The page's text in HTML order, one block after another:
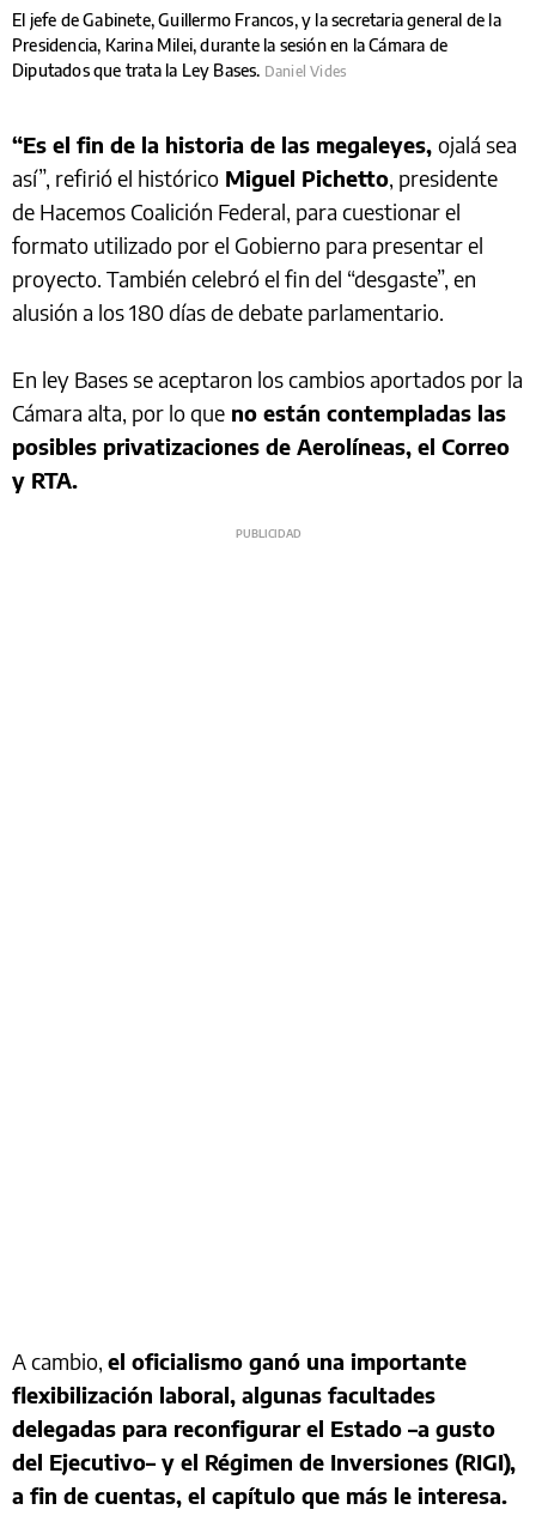
El jefe de Gabinete, Guillermo Francos, y la secretaria general de la
Presidencia, Karina Milei, durante la sesión en la Cámara de
Diputados que trata la Ley Bases. Daniel Vides
“Es el fin de la historia de las megaleyes, ojalá sea
así”, refirió el histórico Miguel Pichetto, presidente
de Hacemos Coalición Federal, para cuestionar el
formato utilizado por el Gobierno para presentar el
proyecto. También celebró el fin del “desgaste”, en
alusión a los 180 días de debate parlamentario.
En ley Bases se aceptaron los cambios aportados por la
Cámara alta, por lo que no están contempladas las
posibles privatizaciones de Aerolíneas, el Correo
y RTA.
A cambio, el oficialismo ganó una importante
flexibilización laboral, algunas facultades
delegadas para reconfigurar el Estado –a gusto
del Ejecutivo– y el Régimen de Inversiones (RIGI),
a fin de cuentas, el capítulo que más le interesa.